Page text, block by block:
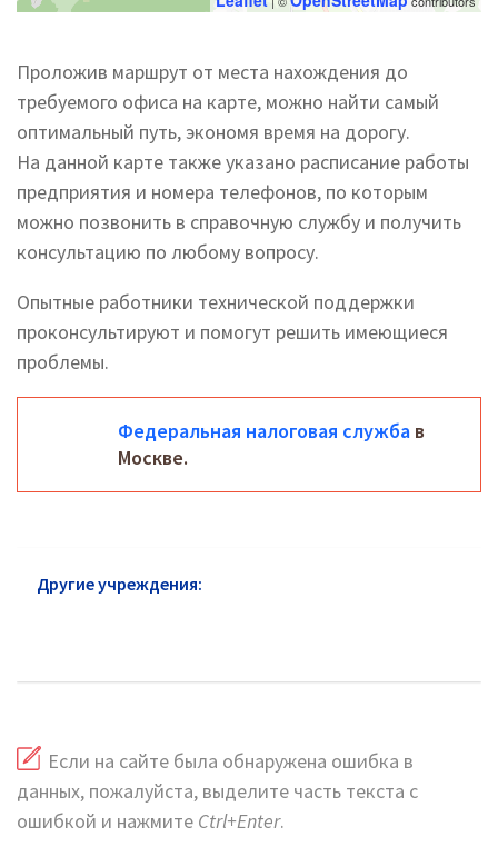
Проложив маршрут от места нахождения до
требуемого офиса на карте, можно найти самый
оптимальный путь, экономя время на дорогу.
На данной карте также указано расписание работы
предприятия и номера телефонов, по которым
можно позвонить в справочную службу и получить
консультацию по любому вопросу.
Опытные работники технической поддержки
проконсультируют и помогут решить имеющиеся
проблемы.
Федеральная налоговая служба в
Москве.
Другие учреждения:
Если на сайте была обнаружена ошибка в
данных, пожалуйста, выделите часть текста с
ошибкой и нажмите Ctrl+Enter.